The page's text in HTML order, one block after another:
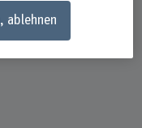
ablehnen